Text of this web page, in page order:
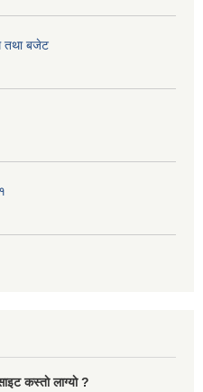
तथा बजेट
कस्ताे लाग्याे ?